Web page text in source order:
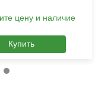
цену и наличие
Купить